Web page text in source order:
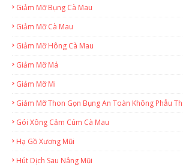
Giảm Mỡ Bụng Cà Mau
Giảm Mỡ Cà Mau
Giảm Mỡ Hông Cà Mau
Giảm Mỡ Má
Giảm Mỡ Mi
Giảm Mỡ Thon Gọn Bụng An Toàn Không Phẫu
Gói Xông Cảm Cúm Cà Mau
Hạ Gồ Xương Mũi
Hút Dịch Sau Nâng Mũi